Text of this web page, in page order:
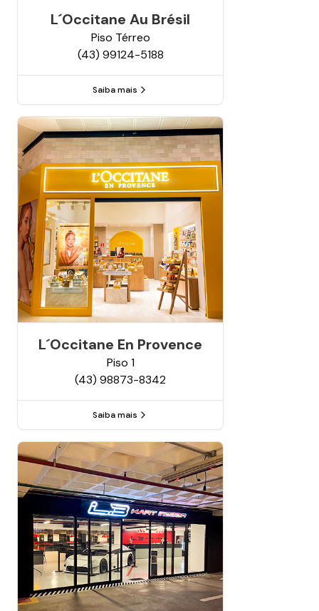
L´occitane Au Brésil
Piso Térreo
(43) 99124-5188
Saiba mais
L´occitane En Provence
Piso 1
(43) 98873-8342
Saiba mais